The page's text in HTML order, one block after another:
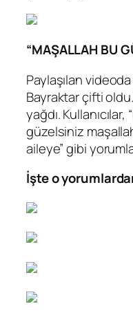
“MAŞALLAH BU
Paylaşılan
Bayraktar çifti
yağdı.
güzelsiniz
aileye” gibi
İşte o